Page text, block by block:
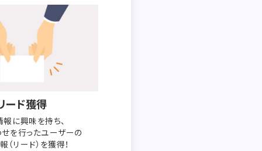
ード獲得
に興味を持ち、
を行ったユーザーの
（リード）を獲得！